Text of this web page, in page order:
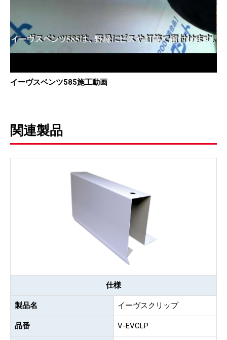
イーヴスベンツ585施工動画
関連製品
仕様
製品名 イーヴスクリップ
品番 V-EVCLP